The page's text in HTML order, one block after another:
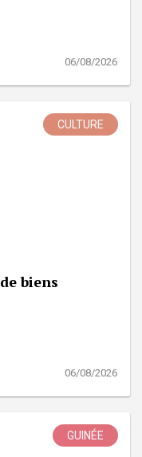
06/08/2026
CULTURE
biens
06/08/2026
GUINÉE